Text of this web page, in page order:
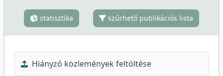
statisztika szűrhető publikációs lista
Hiányzó közlemények feltöltése